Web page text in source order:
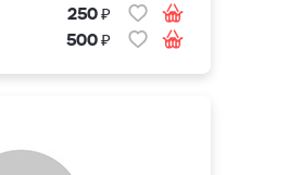
250₽
500₽